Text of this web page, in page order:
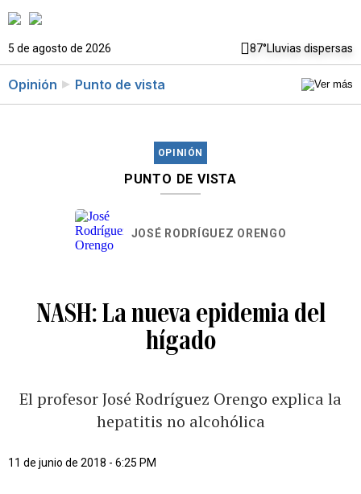
5 de agosto de 2026 87°Lluvias dispersas
Opinión Punto de vista
OPINIÓN
PUNTO DE VISTA
JOSÉ RODRÍGUEZ ORENGO
NASH: La nueva epidemia del
hígado
El profesor José Rodríguez Orengo explica la
hepatitis no alcohólica
11 de junio de 2018 - 6:25 PM